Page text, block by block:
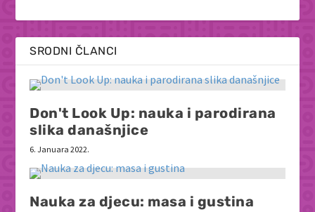
SRODNI ČLANCI
Don't Look Up: nauka i parodirana
slika današnjice
6. Januara 2022.
Nauka za djecu: masa i gustina